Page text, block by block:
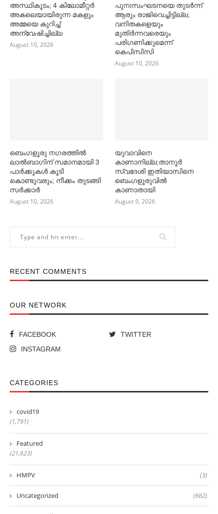
അസ്ഥികൂടം; 4 കിലോമീറ്റര്‍
അകലെയായിരുന്ന മകളും
അമ്മയെ കുറിച്ച്‌
അന്വേഷിച്ചില്ല
August 10, 2026
പുനഃസംഘടനയെ തുടര്‍ന്ന്
ആരും രാജിവെച്ചിട്ടില്ല;
വനിതകളെയും
മുതിര്‍ന്നവരെയും
പരിഗണിക്കുമെന്ന്
കെപിസിസി
August 10, 2026
ബെംഗളൂരു നഗരത്തില്‍
ലാല്‍ബാഗിന് സമാനമായി 3
പാര്‍ക്കുകള്‍ കൂടി
കൊണ്ടുവരും; നീക്കം തുടങ്ങി
സര്‍ക്കാര്‍
August 10, 2026
യുവാവിനെ
കാണാനില്ല;താനൂർ
സ്വദേശി ഇതിയാസിനെ
ബെംഗളൂരുവിൽ
കാണാതായി
August 9, 2026
RECENT COMMENTS
OUR NETWORK
FACEBOOK
TWITTER
INSTAGRAM
CATEGORIES
covid19
(1,791)
Featured
(21,623)
HMPV (3)
Uncategorized (662)